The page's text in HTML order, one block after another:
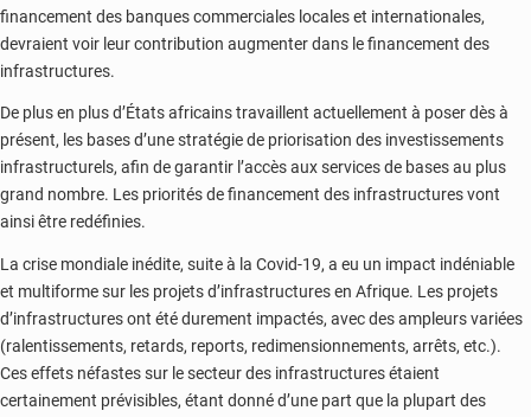
financement des banques commerciales locales et internationales,
devraient voir leur contribution augmenter dans le financement des
infrastructures.
De plus en plus d’États africains travaillent actuellement à poser dès à
présent, les bases d’une stratégie de priorisation des investissements
infrastructurels, afin de garantir l’accès aux services de bases au plus
grand nombre. Les priorités de financement des infrastructures vont
ainsi être redéfinies.
La crise mondiale inédite, suite à la Covid-19, a eu un impact indéniable
et multiforme sur les projets d’infrastructures en Afrique. Les projets
d’infrastructures ont été durement impactés, avec des ampleurs variées
(ralentissements, retards, reports, redimensionnements, arrêts, etc.).
Ces effets néfastes sur le secteur des infrastructures étaient
certainement prévisibles, étant donné d’une part que la plupart des